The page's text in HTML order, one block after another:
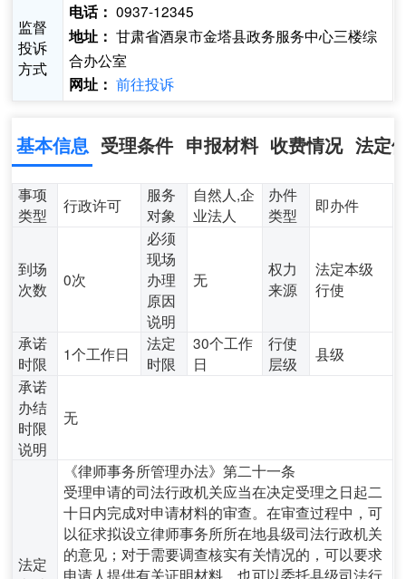
监督
投诉
方式
电话： 0937-12345
地址： 甘肃省酒泉市金塔县政务服务中心三楼综
合办公室
网址： 前往投诉
基本信息 受理条件 申报材料 收费情况 法定
事项
类型
行政许可
服务
对象
自然人,企
业法人
办件
类型
即办件
到场
次数
0次
必须
现场
办理
原因
说明
无
权力
来源
法定本级
行使
承诺
时限
1个工作日
法定
时限
30个工作
日
行使
层级
县级
承诺
办结
时限
说明
无
法定
《律师事务所管理办法》第二十一条
受理申请的司法行政机关应当在决定受理之日起二
十日内完成对申请材料的审查。在审查过程中，可
以征求拟设立律师事务所所在地县级司法行政机关
的意见；对于需要调查核实有关情况的，可以要求
申请人提供有关证明材料，也可以委托县级司法行